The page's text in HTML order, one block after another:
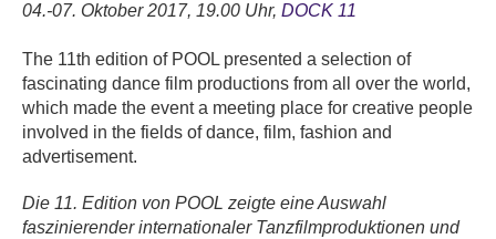
04.-07. Oktober 2017, 19.00 Uhr, DOCK 11
The 11th edition of POOL presented a selection of
fascinating dance film productions from all over the world,
which made the event a meeting place for creative people
involved in the fields of dance, film, fashion and
advertisement.
Die 11. Edition von POOL zeigte eine Auswahl
faszinierender internationaler Tanzfilmproduktionen und